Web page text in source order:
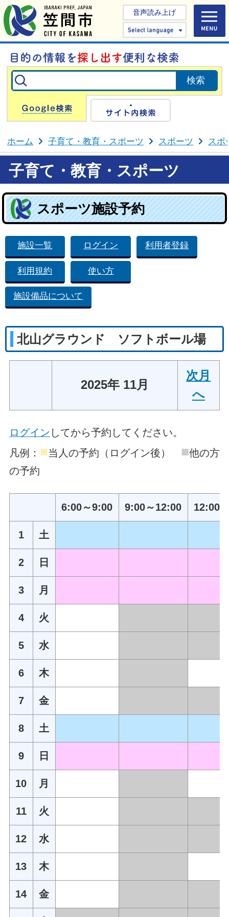
音声読み上げ
Select
Google検索
ホーム 子育て・教育・スポーツ スポーツ スポ
子育て・教育・スポーツ
スポーツ施設予約
施設一覧 ログイン 利用者登録
利用規約 使い方
施設備品について
北山グラウンド ソフトボール場
2025年 11月
次月
へ
ログイン してから予約してください。
凡例： ■当人の予約（ログイン後） ■他の方
の予約
6:00～9:00 9:00～12:00 12:00
1 土
2 日
3 月
4 火
5 水
6 木
7 金
8 土
9 日
10 月
11 火
12 水
13 木
14 金